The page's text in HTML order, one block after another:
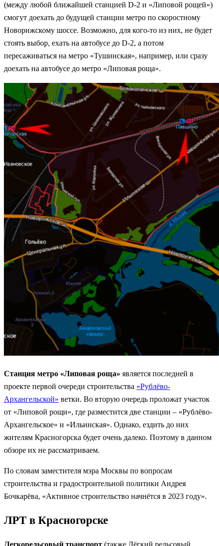
(между любой ближайшей станцией D-2 и «Липовой рощей»)
смогут доехать до будущей станции метро по скоростному
Новорижскому шоссе. Возможно, для кого-то из них, не будет
стоять выбор, ехать на автобусе до D-2, а потом
пересаживаться на метро «Тушинская», например, или сразу
доехать на автобусе до метро «Липовая роща».
Станция метро «Липовая роща» является последней в
проекте первой очереди строительства «Рублёво-
Архангельской» ветки. Во вторую очередь проложат участок
от «Липовой рощи», где разместится две станции – «Рублёво-
Архангельское» и «Ильинская». Однако, ездить до них
жителям Красногорска будет очень далеко. Поэтому в данном
обзоре их не рассматриваем.
По словам заместителя мэра Москвы по вопросам
строительства и градостроительной политики Андрея
Бочкарёва, «Активное строительство начнётся в 2023 году».
ЛРТ в Красногорске
Легкорельсовый транспорт (также Лёгкий рельсовый